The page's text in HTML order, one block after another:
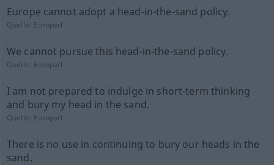
Europe cannot adopt a head-in-the-sand policy.
Quelle: Europarl
We cannot pursue this head-in-the-sand policy.
Quelle: Europarl
I am not prepared to indulge in short-term thinking
and bury my head in the sand.
Quelle: Europarl
There is no use in continuing to bury our heads in the
sand.